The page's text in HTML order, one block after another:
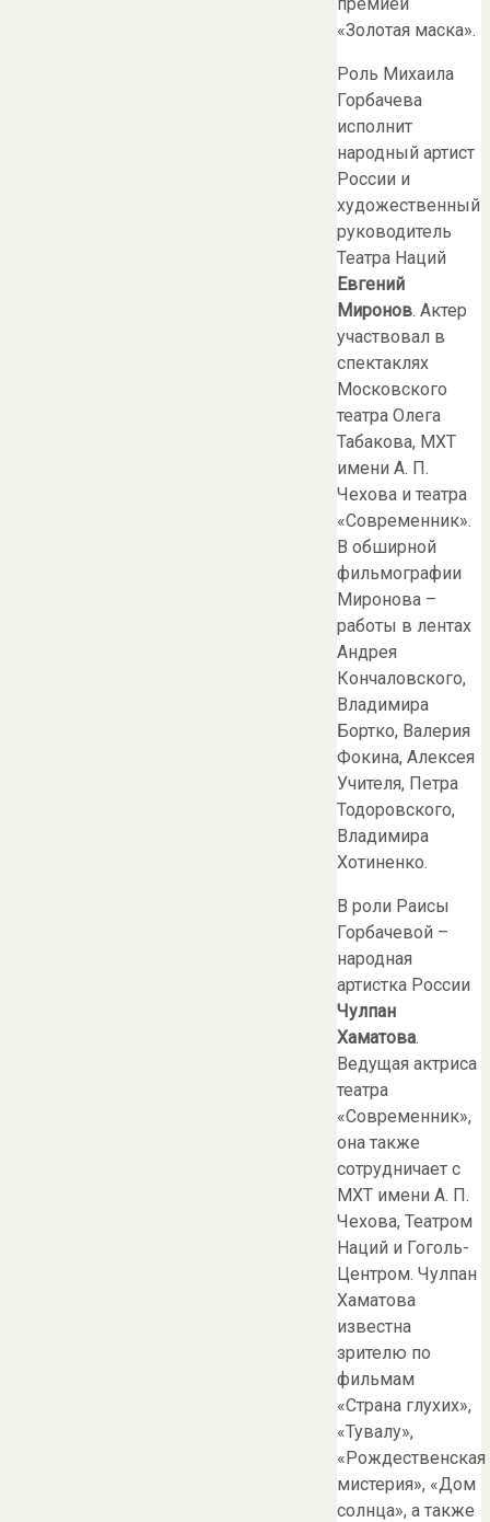
«Золотая маска».
Роль Михаила
Горбачева
исполнит
народный артист
России и
художественный
руководитель
Театра Наций
Евгений
Миронов. Актер
участвовал в
спектаклях
Московского
театра Олега
Табакова, МХТ
имени А. П.
Чехова и театра
«Современник».
В обширной
фильмографии
Миронова –
работы в лентах
Андрея
Кончаловского,
Владимира
Бортко, Валерия
Фокина, Алексея
Учителя, Петра
Тодоровского,
Владимира
Хотиненко.
В роли Раисы
Горбачевой –
народная
артистка России
Чулпан
Хаматова.
Ведущая актриса
театра
«Современник»,
она также
сотрудничает с
МХТ имени А. П.
Чехова, Театром
Наций и Гоголь-
Центром. Чулпан
Хаматова
известна
зрителю по
фильмам
«Страна глухих»,
«Тувалу»,
«Рождественская
мистерия», «Дом
солнца», а также